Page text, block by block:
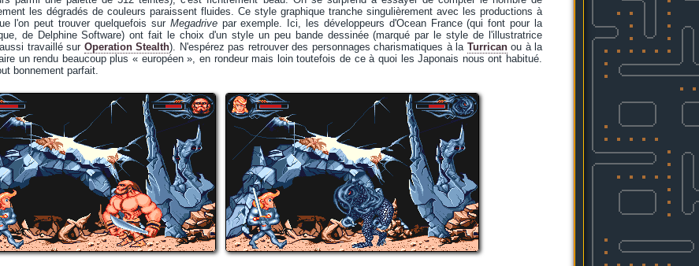
les dégradés de couleurs paraissent fluides. Ce style graphique tranche singulièrement avec les productions à
l'on peut trouver quelquefois sur Megadrivepar exemple. Ici, les développeurs d'Ocean France (qui font pour la
de Delphine Software) ont fait le choix d'un style un peu bande dessinée (marqué par le style de l'illustratrice
travaillé sur Operation Stealth). N'espérez pas retrouver des personnages charismatiques à la Turricanou à la
un rendu beaucoup plus « européen », en rondeur mais loin toutefois de ce à quoi les Japonais nous ont habitué.
bonnement parfait.